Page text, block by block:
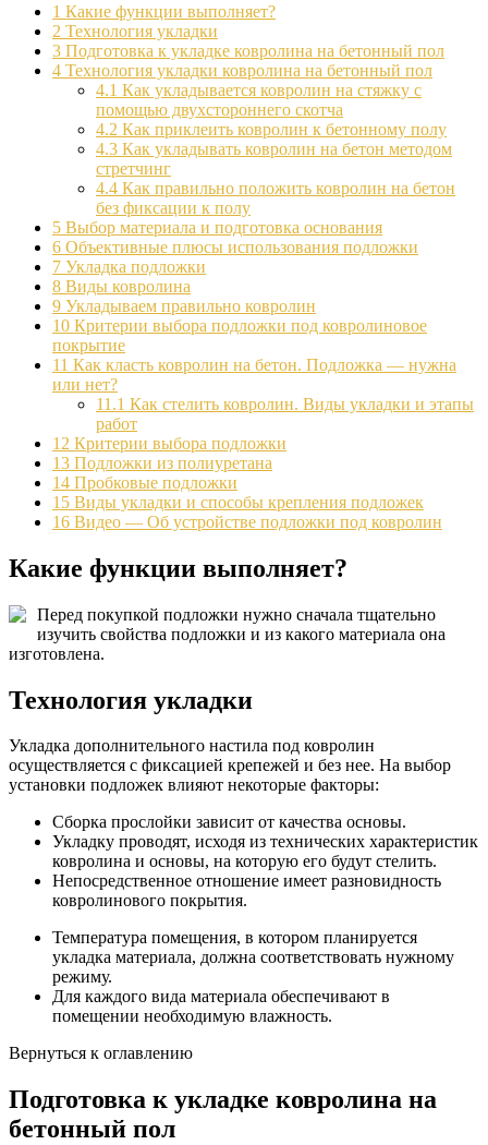
1 Какие функции выполняет?
2 Технология укладки
3 Подготовка к укладке ковролина на бетонный пол
4 Технология укладки ковролина на бетонный пол
4.1 Как укладывается ковролин на стяжку с
помощью двухстороннего скотча
4.2 Как приклеить ковролин к бетонному полу
4.3 Как укладывать ковролин на бетон методом
стретчинг
4.4 Как правильно положить ковролин на бетон
без фиксации к полу
5 Выбор материала и подготовка основания
6 Объективные плюсы использования подложки
7 Укладка подложки
8 Виды ковролина
9 Укладываем правильно ковролин
10 Критерии выбора подложки под ковролиновое
покрытие
11 Как класть ковролин на бетон. Подложка — нужна
или нет?
11.1 Как стелить ковролин. Виды укладки и этапы
работ
12 Критерии выбора подложки
13 Подложки из полиуретана
14 Пробковые подложки
15 Виды укладки и способы крепления подложек
16 Видео — Об устройстве подложки под ковролин
Какие функции выполняет?
Перед покупкой подложки нужно сначала тщательно
изучить свойства подложки и из какого материала она
изготовлена.
Технология укладки
Укладка дополнительного настила под ковролин
осуществляется с фиксацией крепежей и без нее. На выбор
установки подложек влияют некоторые факторы:
Сборка прослойки зависит от качества основы.
Укладку проводят, исходя из технических характеристик
ковролина и основы, на которую его будут стелить.
Непосредственное отношение имеет разновидность
ковролинового покрытия.
Температура помещения, в котором планируется
укладка материала, должна соответствовать нужному
режиму.
Для каждого вида материала обеспечивают в
помещении необходимую влажность.
Вернуться к оглавлению
Подготовка к укладке ковролина на
бетонный пол